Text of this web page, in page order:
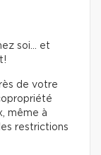
soi… et
de votre
même à
restrictions